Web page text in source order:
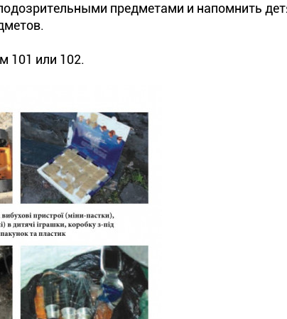
предметами и напомнить
101 или 102.